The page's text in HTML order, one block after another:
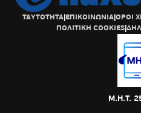
ΤΑΥΤΟΤΗΤΑ|ΕΠΙΚΟΙΝΩΝΙΑ|ΟΡΟΙ
ΠΟΛΙΤΙΚΗ COOKIES|
Μ.Η.Τ.